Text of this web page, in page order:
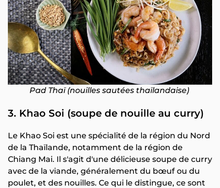
Pad Thaï (nouilles sautées thaïlandaise)
3. Khao Soi (soupe de nouille au curry)
Le Khao Soi est une spécialité de la région du Nord
de la Thaïlande, notamment de la région de
Chiang Mai. Il s'agit d'une délicieuse soupe de curry
avec de la viande, généralement du bœuf ou du
poulet, et des nouilles. Ce qui le distingue, ce sont